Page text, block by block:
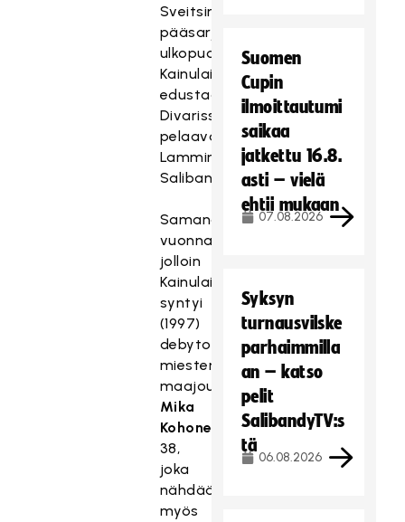
Sveitsin
pääsarjojen
ulkopuolelta.
Kainulainen
edustaa
Divarissa
pelaavaa
Lammin
Salibandya.
Samana
vuonna,
jolloin
Kainulainen
syntyi
(1997)
debytoi
miesten
maajoukkueessa
Mika
Kohonen
38,
joka
nähdään
myös
Suomen
Cupin
ilmoittautumi
saikaa
jatkettu 16.8.
asti – vielä
ehtii mukaan
07.08.2026
Syksyn
turnausvilske
parhaimmilla
an – katso
pelit
SalibandyTV:s
tä
06.08.2026